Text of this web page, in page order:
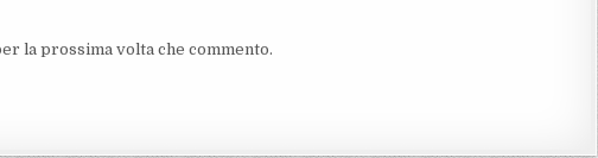
la prossima volta che commento.